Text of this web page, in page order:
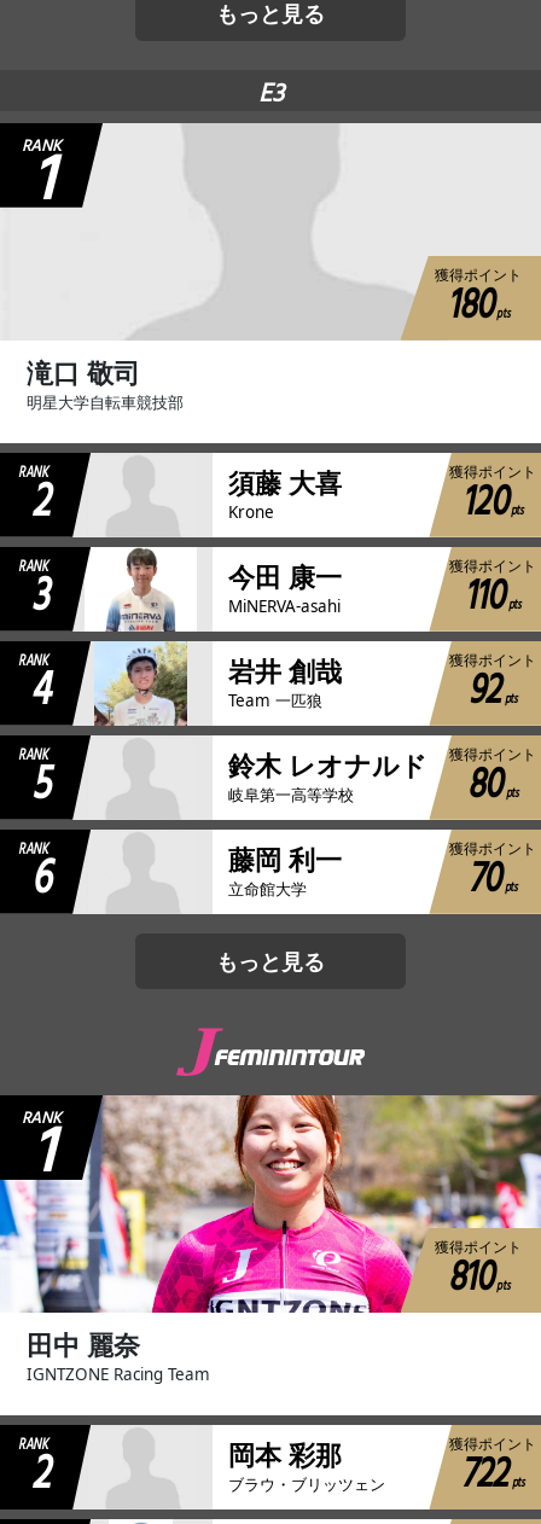
もっと見る
E3
RANK
1
獲得ポイント
180pts
滝口 敬司
明星大学自転車競技部
RANK
2 須藤 大喜
Krone
獲得ポイント
120pts
RANK
3 今田 康一
MiNERVA-asahi
獲得ポイント
110pts
RANK
4 岩井 創哉
Team 一匹狼
獲得ポイント
92pts
RANK
5 鈴木 レオナルド
岐阜第一高等学校
獲得ポイント
80pts
RANK
6 藤岡 利一
立命館大学
獲得ポイント
70pts
もっと見る
RANK
1
獲得ポイント
810pts
田中 麗奈
IGNTZONE Racing Team
RANK
2 岡本 彩那
ブラウ・ブリッツェン
獲得ポイント
722pts